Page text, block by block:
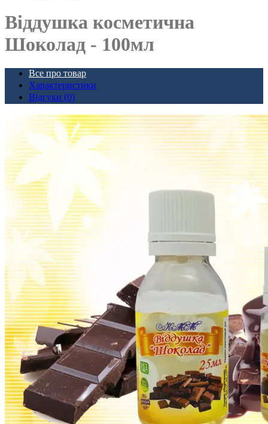
Віддушка косметична
Шоколад - 100мл
Все про товар
Характеристики
Відгуки (0)